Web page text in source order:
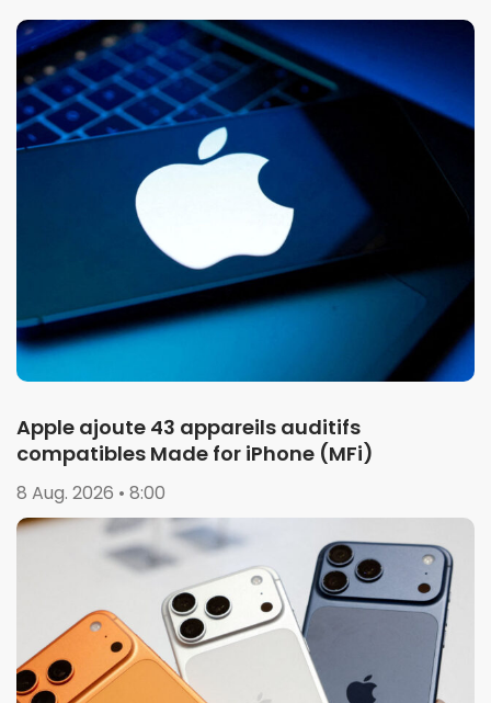
Apple ajoute 43 appareils auditifs
compatibles Made for iPhone (MFi)
8 Aug. 2026 • 8:00